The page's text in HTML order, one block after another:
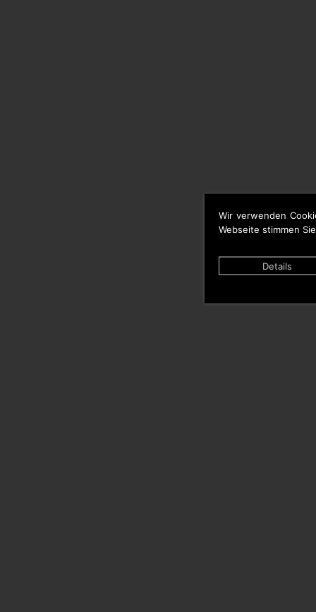
Wir verwenden
Webseite stimmen
Details